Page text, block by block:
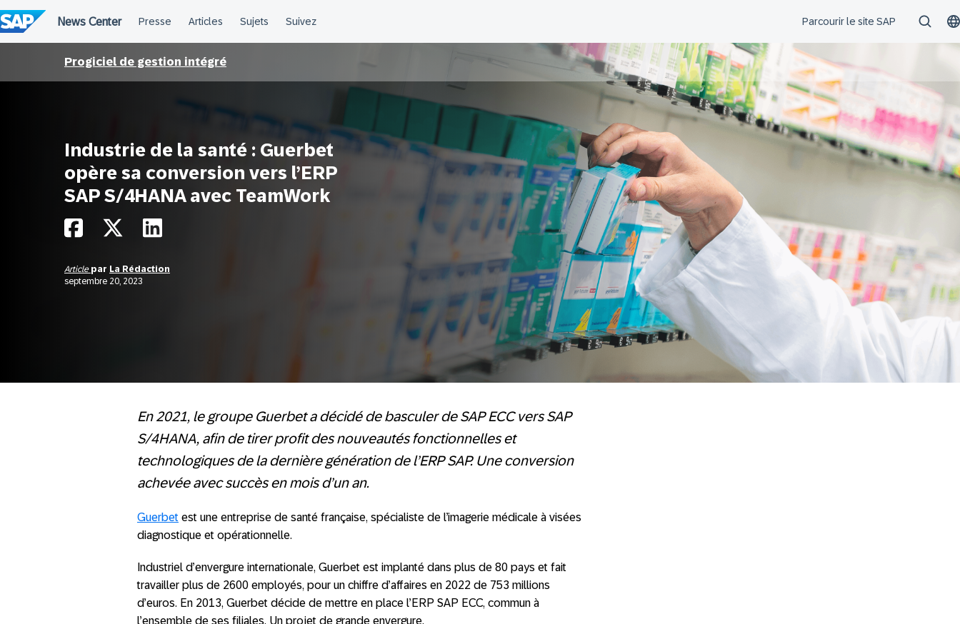
au
contenu
Progiciel de gestion intégré
Industrie de la santé : Guerbet
opère sa conversion vers l’ERP
SAP S/4HANA avec TeamWork
Article par La Rédaction
septembre 20, 2023
En 2021, le groupe Guerbet a décidé de basculer de SAP ECC vers SAP
S/4HANA, afin de tirer profit des nouveautés fonctionnelles et
technologiques de la dernière génération de l’ERP SAP. Une conversion
achevée avec succès en mois d’un an.
Guerbet est une entreprise de santé française, spécialiste de l’imagerie médicale à visées
diagnostique et opérationnelle.
Industriel d’envergure internationale, Guerbet est implanté dans plus de 80 pays et fait
travailler plus de 2600 employés, pour un chiffre d’affaires en 2022 de 753 millions
d’euros. En 2013, Guerbet décide de mettre en place l’ERP SAP ECC, commun à
l’ensemble de ses filiales. Un projet de grande envergure.